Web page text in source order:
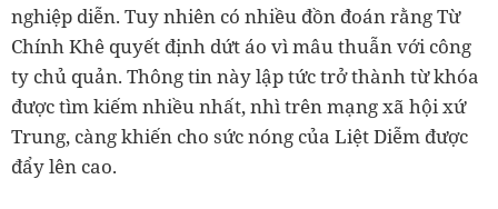
nghiệp diễn. Tuy nhiên có nhiều đồn đoán rằng Từ
Chính Khê quyết định dứt áo vì mâu thuẫn với công
ty chủ quản. Thông tin này lập tức trở thành từ khóa
được tìm kiếm nhiều nhất, nhì trên mạng xã hội xứ
Trung, càng khiến cho sức nóng của Liệt Diễm được
đẩy lên cao.